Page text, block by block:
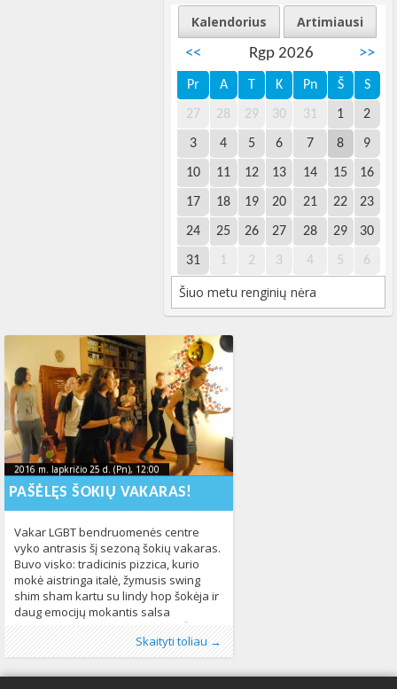
Kalendorius
Artimiausi
<<
Rgp 2026 >>
Pr A T K Pn Š S
27 28 29 30 31 1 2
3 4 5 6 7 8 9
10 11 12 13 14 15 16
17 18 19 20 21 22 23
24 25 26 27 28 29 30
31 1 2 3 4 5 6
Šiuo metu renginių nėra
2016 m. lapkričio 25 d. (Pn), 12:00
2016-11-25T11:59:07+00:00
2016 m. lapkričio 25 d. (Pn), 12:00
2016-11-
25T11:59:07+00:00
PAŠĖLĘS ŠOKIŲ VAKARAS!
Vakar LGBT bendruomenės centre
vyko antrasis šį sezoną šokių vakaras.
Buvo visko: tradicinis pizzica, kurio
mokė aistringa italė, žymusis swing
shim sham kartu su lindy hop šokėja ir
daug emocijų mokantis salsa
žingsnius. Skamba patraukliai? Štai
keletas akimirkų iš šio smagaus ir
pašėlusio vakaro. Asociacija LGL
įgyvendina 10 mėnesių projektą
Skaityti toliau →
Publikavo:LGL, LGL
Kategorijos:Fotogalerija,LGL,Naujienos320
Žymos:dirbtuvės,LGL,šokiai334